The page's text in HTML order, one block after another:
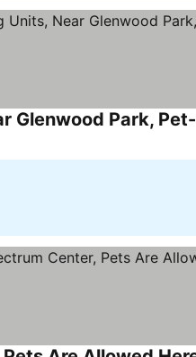
Glenwood Park,